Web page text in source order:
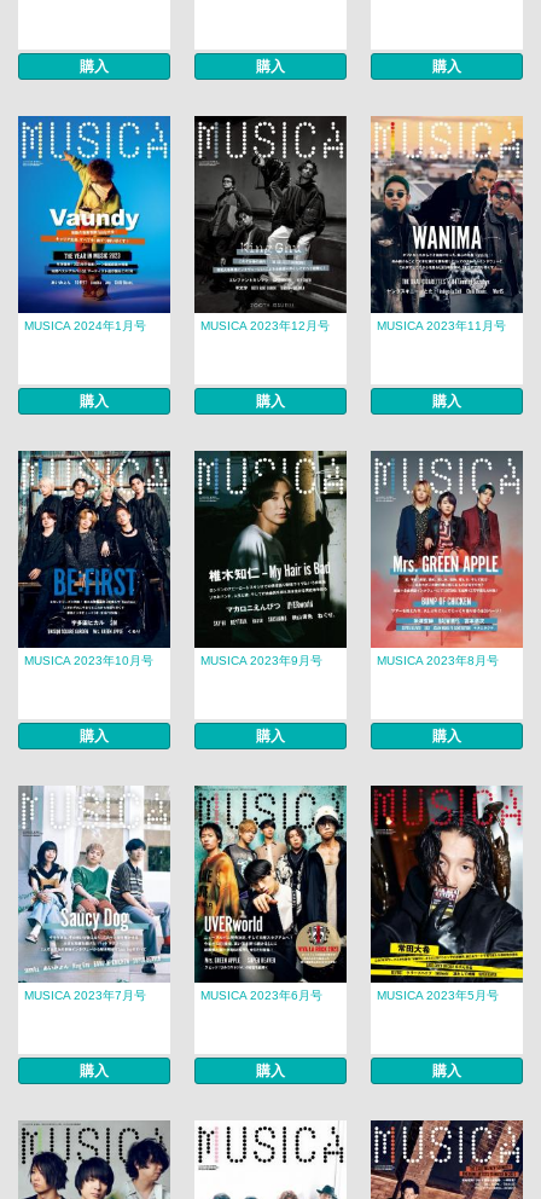
購入 購入 購入
MUSICA 2024年1月号
購入
MUSICA 2023年12月号
購入
MUSICA 2023年11月号
購入
MUSICA 2023年10月号
購入
MUSICA 2023年9月号
購入
MUSICA 2023年8月号
購入
MUSICA 2023年7月号
購入
MUSICA 2023年6月号
購入
MUSICA 2023年5月号
購入